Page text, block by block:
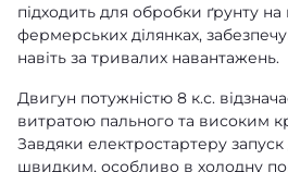
підходить для обробки ґрунту
фермерських ділянках,
навіть за тривалих навантажень.
Двигун потужністю 8 к.с.
витратою пального та високим
Завдяки електростартеру запуск
швидким, особливо в холодну